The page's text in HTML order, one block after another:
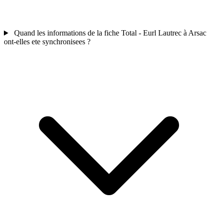
Quand les informations de la fiche Total - Eurl Lautrec à Arsac
ont-elles ete synchronisees ?